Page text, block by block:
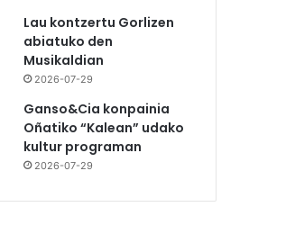
Lau kontzertu Gorlizen
abiatuko den
Musikaldian
2026-07-29
Ganso&Cia konpainia
Oñatiko “Kalean” udako
kultur programan
2026-07-29